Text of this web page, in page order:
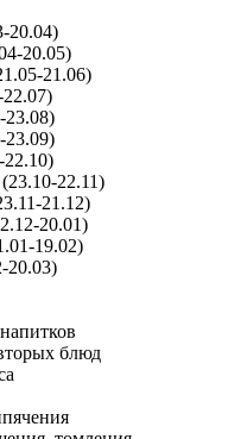
20.04)
20.05)
21.06)
23.08)
23.09)
22.11)
21.12)
20.01)
19.02)
20.03)
блюд